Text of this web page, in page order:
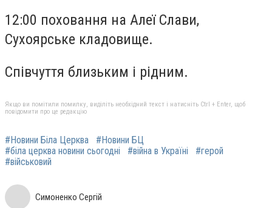
12:00 поховання на Алеї Слави,
Сухоярське кладовище.
Співчуття близьким і рідним.
Якщо ви помітили помилку, виділіть необхідний текст і натисніть Ctrl + Enter, щоб
повідомити про це редакцію
#Новини Біла Церква
#Новини БЦ
#біла церква новини сьогодні
#війна в Україні
#герой
#військовий
Симоненко Сергій